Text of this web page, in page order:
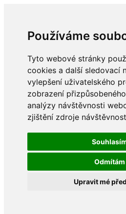
Používáme
Tyto webové stránky
cookies a další sledovací
vylepšení uživatelského
zobrazení
analýzy návštěvnosti
zjištění zdroje
Odmítám
Upravit mé